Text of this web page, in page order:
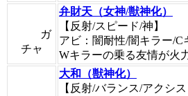
ガ
チャ
弁財天（女神/獣神化）
【反射/スピード/神】
アビ：闇耐性/闇キラー/C
Wキラーの乗る友情が火
大和（獣神化）
【反射/バランス/アクシス